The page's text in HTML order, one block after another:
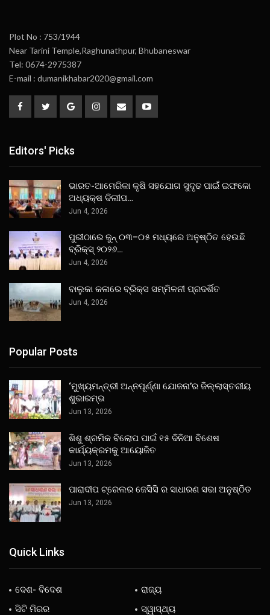
Plot No : 753/1944
Near Tarini Temple,Raghunathpur, Bhubaneswar
Tel: 0674-2975387
E-mail : dumanikhabar2020@gmail.com
Editors' Picks
ଭାରତ-ଆମେରିକା କୃଷି ସହଯୋଗ ସୁଦୃଢ ପାଇଁ ଇଫକୋ
ଅଧ୍ୟକ୍ଷ ଦିଲୀପ…
Jun 4, 2026
ପୁରୀଠାରେ ଜୁନ୍ ୦୩–୦୫ ମଧ୍ୟରେ ଅନୁଷ୍ଠିତ ହେଉଛି
ବ୍ରିକ୍ସ୍ ୨୦୨୬…
Jun 4, 2026
ବାଲୁକା କଳାରେ ବ୍ରିକ୍ସ ସମ୍ମିଳନୀ ପ୍ରଦର୍ଶିତ
Jun 4, 2026
Popular Posts
‘ମୁଖ୍ୟମନ୍ତ୍ରୀ ଅନ୍ନପୂର୍ଣ୍ଣା ଯୋଜନା’ର ଜିଲ୍ଲାସ୍ତରୀୟ
ଶୁଭାରମ୍ଭ
Jun 13, 2026
ଶିଶୁ ଶ୍ରମିକ ବିଲୋପ ପାଇଁ ୧୫ ଦିନିଆ ବିଶେଷ
କାର୍ଯ୍ୟକ୍ରମକୁ ଆୟୋଜିତ
Jun 13, 2026
ପାରାଦୀପ ଟ୍ରେଲର ଜେସିସି ର ସାଧାରଣ ସଭା ଅନୁଷ୍ଠିତ
Jun 13, 2026
Quick Links
ଦେଶ- ବିଦେଶ
ରାଜ୍ୟ
ସିଟି ମିରର
ସ୍ୱାସ୍ଥ୍ୟ